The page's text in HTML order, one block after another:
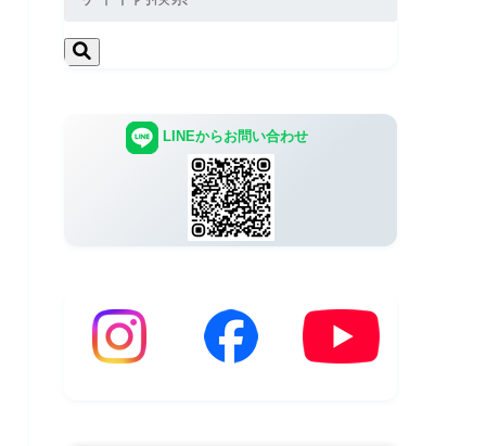
LINEからお問い合わせ